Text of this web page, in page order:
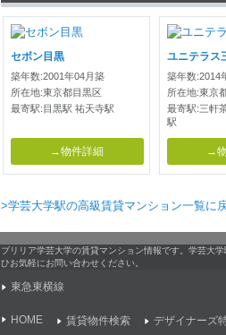
セボン目黒
築年数:2001年04月築
所在地:東京都目黒区
最寄駅:目黒駅 祐天寺駅
→物件詳細
ユニテラス
築年数:2014
所在地:東京
最寄駅:三軒
駅
→
>学芸大学駅の高級賃貸マンション一覧に
ブリリア学芸大学の賃貸マンション情報です。学芸大
ひお気軽にお問い合わせください。
東急東横線
HOME 賃貸物件検索 デザイナーズ